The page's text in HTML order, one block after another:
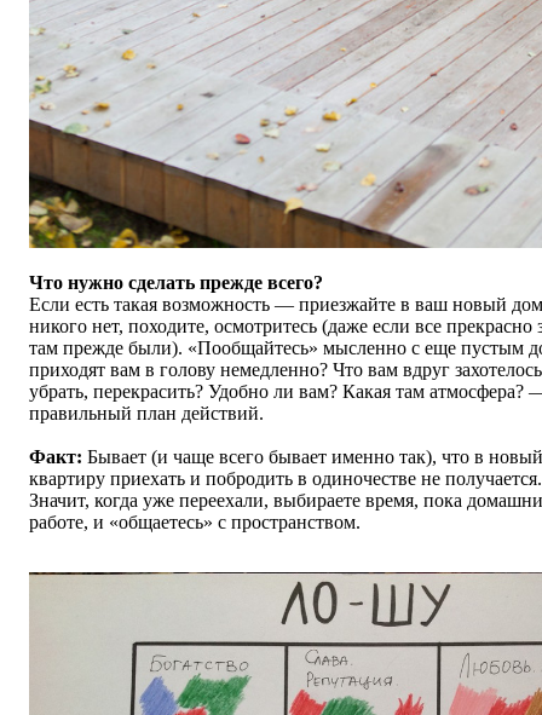
Что нужно сделать прежде всего?
Если есть такая возможность — приезжайте в ваш новый
никого нет, походите, осмотритесь (даже если все прекрасно
там прежде были). «Пообщайтесь» мысленно с еще пустым
приходят вам в голову немедленно? Что вам вдруг
убрать, перекрасить? Удобно ли вам? Какая там
правильный план действий.
Факт: Бывает (и чаще всего бывает именно так), что в
квартиру приехать и побродить в одиночестве не
Значит, когда уже переехали, выбираете время, пока
работе, и «общаетесь» с пространством.